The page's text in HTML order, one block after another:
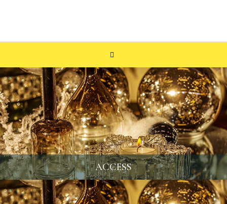
ACCESS